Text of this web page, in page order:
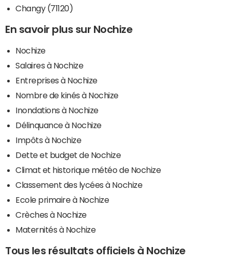
Changy (71120)
En savoir plus sur Nochize
Nochize
Salaires à Nochize
Entreprises à Nochize
Nombre de kinés à Nochize
Inondations à Nochize
Délinquance à Nochize
Impôts à Nochize
Dette et budget de Nochize
Climat et historique météo de Nochize
Classement des lycées à Nochize
Ecole primaire à Nochize
Crèches à Nochize
Maternités à Nochize
Tous les résultats officiels à Nochize